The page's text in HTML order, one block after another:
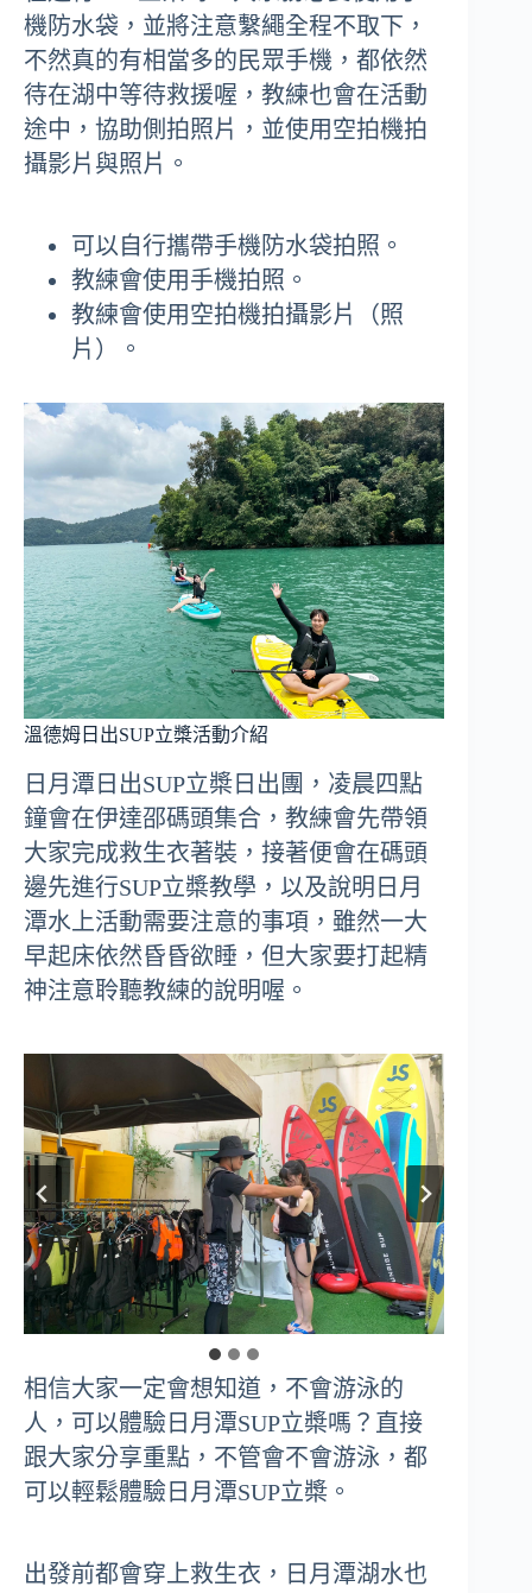
機防水袋，並將注意繫繩全程不取下，
不然真的有相當多的民眾手機，都依然
待在湖中等待救援喔，教練也會在活動
途中，協助側拍照片，並使用空拍機拍
攝影片與照片。
可以自行攜帶手機防水袋拍照。
教練會使用手機拍照。
教練會使用空拍機拍攝影片（照
片）。
溫德姆日出SUP立槳活動介紹
日月潭日出SUP立槳日出團，凌晨四點
鐘會在伊達邵碼頭集合，教練會先帶領
大家完成救生衣著裝，接著便會在碼頭
邊先進行SUP立槳教學，以及說明日月
潭水上活動需要注意的事項，雖然一大
早起床依然昏昏欲睡，但大家要打起精
神注意聆聽教練的說明喔。
相信大家一定會想知道，不會游泳的
人，可以體驗日月潭SUP立槳嗎？直接
跟大家分享重點，不管會不會游泳，都
可以輕鬆體驗日月潭SUP立槳。
出發前都會穿上救生衣，日月潭湖水也